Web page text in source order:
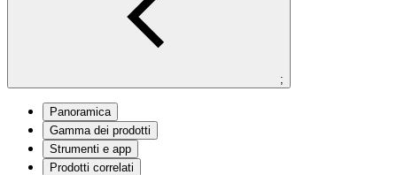
;
Panoramica
Gamma dei prodotti
Strumenti e app
Prodotti correlati